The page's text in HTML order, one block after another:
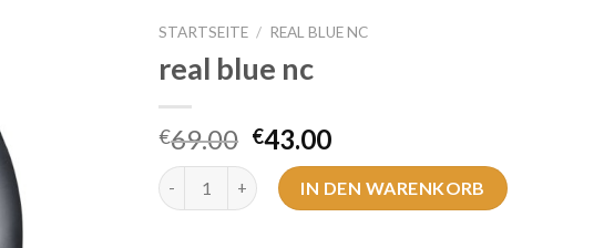
STARTSEITE / REAL BLUE NC
real blue nc
€69.00 €43.00
real blue nc Menge IN DEN WARENKORB